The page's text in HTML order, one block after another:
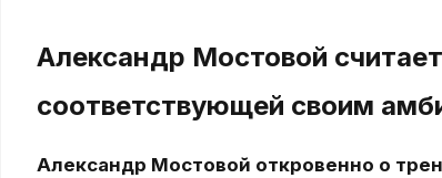
Александр Мостовой
соответствующей своим
Александр Мостовой откровенно о